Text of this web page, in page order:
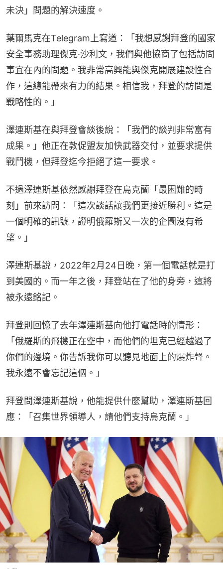
未決」問題的解決速度。
葉爾馬克在Telegram上寫道：「我想感謝拜登的國家
安全事務助理傑克·沙利文，我們與他協商了包括訪問
事宜在內的問題。我非常高興能與傑克開展建設性合
作，這總能帶來有力的結果。相信我，拜登的訪問是
戰略性的。」
澤連斯基在與拜登會談後說：「我們的談判非常富有
成果。」他正在敦促盟友加快武器交付，並要求提供
戰鬥機，但拜登迄今拒絕了這一要求。
不過澤連斯基依然感謝拜登在烏克蘭「最困難的時
刻」前來訪問：「這次談話讓我們更接近勝利。這是
一個明確的訊號，證明俄羅斯又一次的企圖沒有希
望。」
澤連斯基說，2022年2月24日晚，第一個電話就是打
到美國的。而一年之後，拜登站在了他的身旁，這將
被永遠銘記。
拜登則回憶了去年澤連斯基向他打電話時的情形：
「俄羅斯的飛機正在空中，而他們的坦克已經越過了
你們的邊境。你告訴我你可以聽見地面上的爆炸聲。
我永遠不會忘記這個。」
拜登問澤連斯基說，他能提供什麼幫助，澤連斯基回
應：「召集世界領導人，請他們支持烏克蘭。」